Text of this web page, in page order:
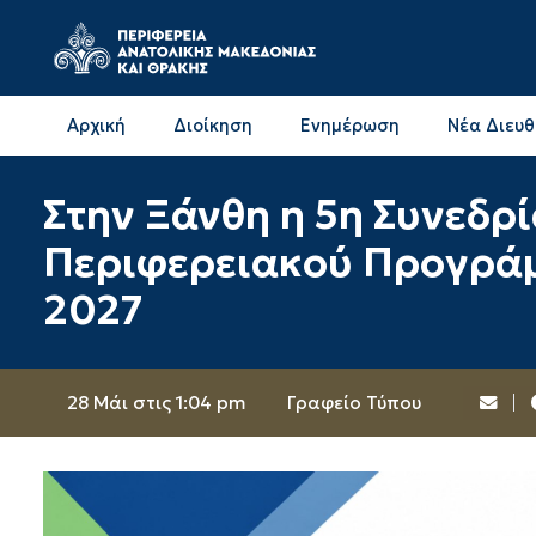
Αρχική Διοίκηση Ενημέρωση Νέα
Στην Ξάνθη η 5η
Περιφερειακού
2027
28 Μάι στις 1:04 pm Γραφείο Τύπου